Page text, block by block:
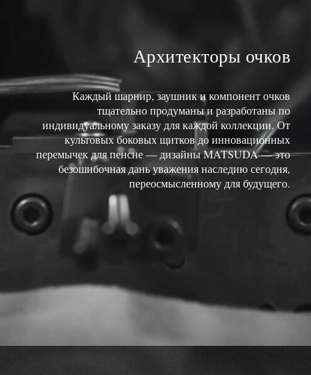
Архитекторы очков
Каждый шарнир, заушник и компонент очков
тщательно продуманы и разработаны по
индивидуальному заказу для каждой коллекции. От
культовых боковых щитков до инновационных
перемычек для пенсне — дизайны MATSUDA — это
безошибочная дань уважения наследию сегодня,
переосмысленному для будущего.